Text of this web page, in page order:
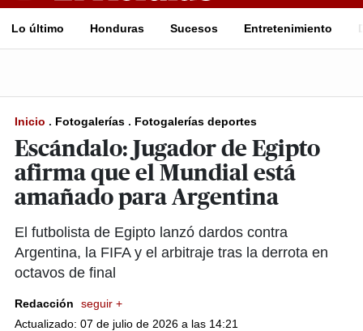
Lo último Honduras Sucesos Entretenimiento
Inicio . Fotogalerías . Fotogalerías deportes
Escándalo: Jugador de Egipto
afirma que el Mundial está
amañado para Argentina
El futbolista de Egipto lanzó dardos contra
Argentina, la FIFA y el arbitraje tras la derrota en
octavos de final
Redacción
seguir +
Actualizado: 07 de julio de 2026 a las 14:21